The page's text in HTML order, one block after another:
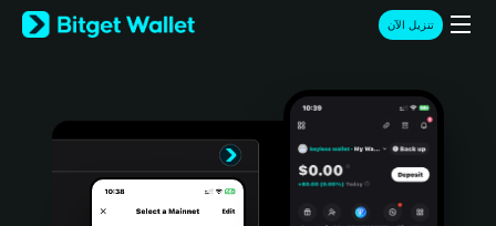
English
日本語
Türkçe
تنزيل الآن